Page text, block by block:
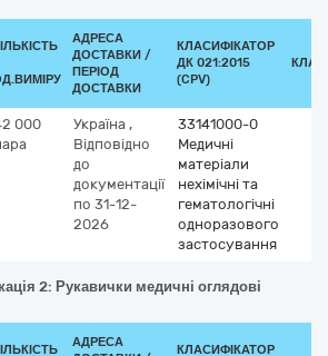
АДРЕСА
ДОСТАВКИ /
ПЕРІОД
ДОСТАВКИ
КЛАСИФІКАТОР
ДК 021:2015
(CPV)
000
Україна ,
Відповідно
до
документації
по 31-12-
2026
33141000-0
Медичні
матеріали
нехімічні та
гематологічні
одноразового
застосування
2: Рукавички медичні оглядові
АДРЕСА
КЛАСИФІКАТОР